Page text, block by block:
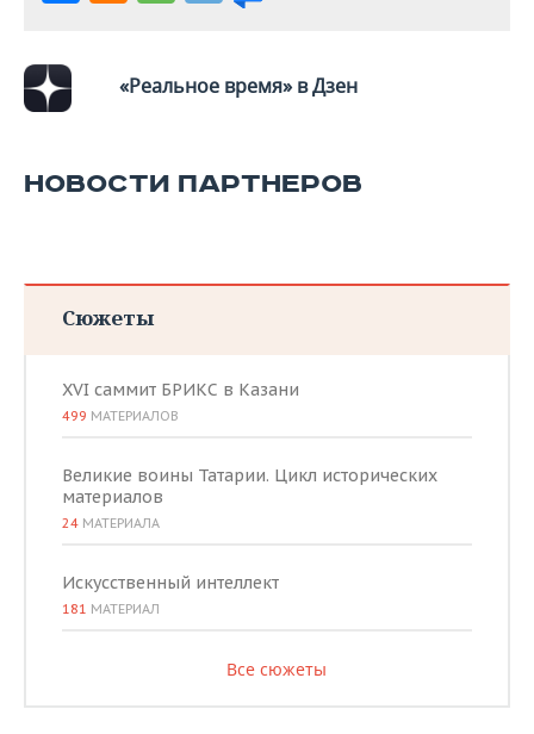
«Реальное время» в Дзен
НОВОСТИ ПАРТНЕРОВ
Сюжеты
XVI саммит БРИКС в Казани
499 МАТЕРИАЛОВ
Великие воины Татарии. Цикл исторических
материалов
24 МАТЕРИАЛА
Искусственный интеллект
181 МАТЕРИАЛ
Все сюжеты